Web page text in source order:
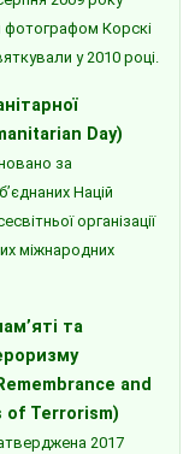
фотографом Корскі
у 2010 році.
Day)
за
Націй
організації
міжнародних
та
and
of Terrorism)
2017